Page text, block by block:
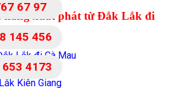
hàng xuất phát từ Đắk Lắk đi
Lắk đi Cà Mau
Kiên Giang
67 97
653 4173
145 456